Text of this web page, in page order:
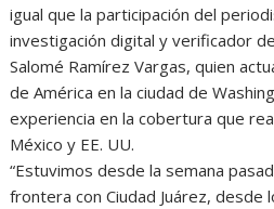
igual que la participación del
investigación digital y verificador
Salomé Ramírez Vargas, quien
de América en la ciudad de
experiencia en la cobertura que
México y EE. UU.
“Estuvimos desde la semana
frontera con Ciudad Juárez, desde